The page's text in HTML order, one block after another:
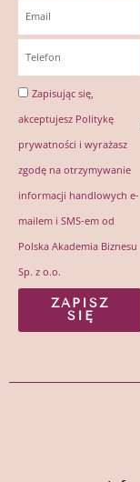
Zapisując się,
akceptujesz Politykę
prywatności i wyrażasz
zgodę na otrzymywanie
informacji handlowych e-
mailem i SMS-em od
Polska Akademia Biznesu
Sp. z o.o.
ZAPISZ
SIĘ